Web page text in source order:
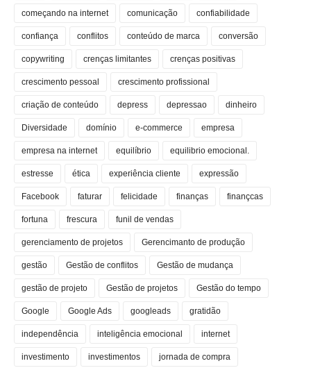
começando na internet comunicação confiabilidade
confiança conflitos conteúdo de marca conversão
copywriting crenças limitantes crenças positivas
crescimento pessoal crescimento profissional
criação de conteúdo depress depressao dinheiro
Diversidade domínio e-commerce empresa
empresa na internet equilíbrio equilibrio emocional.
estresse ética experiência cliente expressão
Facebook faturar felicidade finanças finançcas
fortuna frescura funil de vendas
gerenciamento de projetos Gerencimanto de produção
gestão Gestão de conflitos Gestão de mudança
gestão de projeto Gestão de projetos Gestão do tempo
Google Google Ads googleads gratidão
independência inteligência emocional internet
investimento investimentos jornada de compra